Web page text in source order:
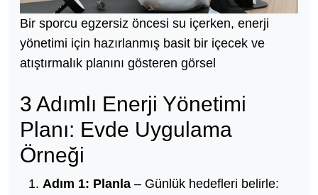
Bir sporcu egzersiz öncesi su içerken, enerji
yönetimi için hazırlanmış basit bir içecek ve
atıştırmalık planını gösteren görsel
3 Adımlı Enerji Yönetimi
Planı: Evde Uygulama
Örneği
Adım 1: Planla – Günlük hedefleri belirle: